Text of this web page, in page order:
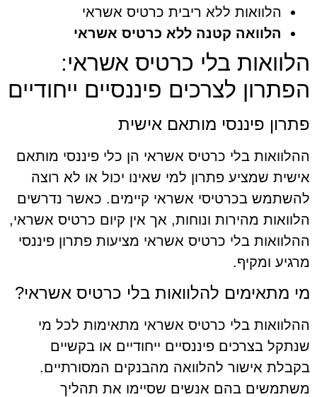
הלוואות ללא ריבית כרטיס אשראי
הלוואה קטנה ללא כרטיס אשראי
הלוואות בלי כרטיס אשראי:
הפתרון לצרכים פיננסיים ייחודיים
פתרון פיננסי מותאם אישית
ההלוואות בלי כרטיס אשראי הן כלי פיננסי מותאם
אישית שמציע פתרון למי שאינו יכול או לא רוצה
להשתמש בכרטיסי אשראי קיימים. כאשר נדרשים
הלוואות מהירות ונוחות, אך אין קיום כרטיס אשראי,
ההלוואות בלי כרטיס אשראי מציעות פתרון פיננסי
מרגיע ומקיף.
מי מתאימים להלוואות בלי כרטיס אשראי?
ההלוואות בלי כרטיס אשראי מתאימות לכל מי
שנתקל בצרכים פיננסיים ייחודיים או בקשיים
בקבלת אישור להלוואה מהבנקים המסורתיים.
משתמשים בהם אנשים שסיימו את תהליך